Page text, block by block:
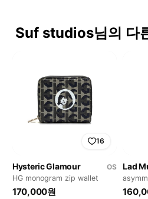
Suf studios님의 다
16
Hysteric Glamour
OS
HG monogram zip wallet
170,000원
Lad